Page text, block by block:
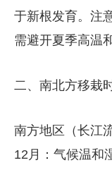
于新根发育。​​注
需避开夏季高温
二、南北方移栽
南方地区（长江
12月​​：气候温和